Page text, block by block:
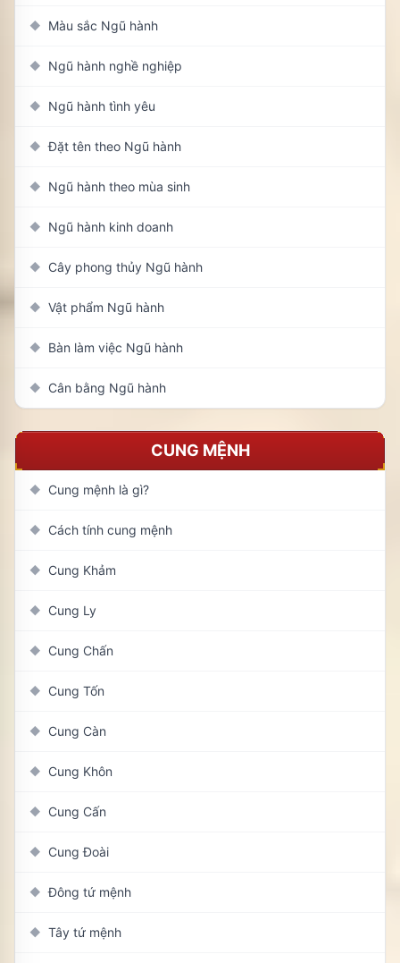
◆ Màu sắc Ngũ hành
◆ Ngũ hành nghề nghiệp
◆ Ngũ hành tình yêu
◆ Đặt tên theo Ngũ hành
◆ Ngũ hành theo mùa sinh
◆ Ngũ hành kinh doanh
◆ Cây phong thủy Ngũ hành
◆ Vật phẩm Ngũ hành
◆ Bàn làm việc Ngũ hành
◆ Cân bằng Ngũ hành
CUNG MỆNH
◆ Cung mệnh là gì?
◆ Cách tính cung mệnh
◆ Cung Khảm
◆ Cung Ly
◆ Cung Chấn
◆ Cung Tốn
◆ Cung Càn
◆ Cung Khôn
◆ Cung Cấn
◆ Cung Đoài
◆ Đông tứ mệnh
◆ Tây tứ mệnh